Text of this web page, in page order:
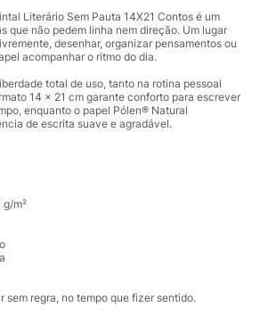
Literário Sem Pauta 14X21 Contos é um
que não pedem linha nem direção. Um lugar
desenhar, organizar pensamentos ou
acompanhar o ritmo do dia.
total de uso, tanto na rotina pessoal
14 x 21 cm garante conforto para escrever
enquanto o papel Pólen® Natural
de escrita suave e agradável.
m²
sem regra, no tempo que fizer sentido.